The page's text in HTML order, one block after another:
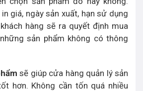
giá, ngày sản xuất, hạn sử dụng
hàng sẽ ra quyết định mua
sản phẩm không có thông
sẽ giúp cửa hàng quản lý sản
hơn. Không cần tốn quá nhiều